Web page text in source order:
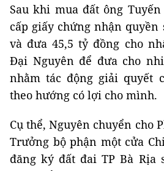
Sau khi mua đất ông
cấp giấy chứng nhận quyền
và đưa 45,5 tỷ đồng cho
Đại Nguyên để đưa cho
nhằm tác động giải quyết
theo hướng có lợi cho mình.
Cụ thể, Nguyên chuyển cho
Trưởng bộ phận một cửa
đăng ký đất đai TP Bà Rịa